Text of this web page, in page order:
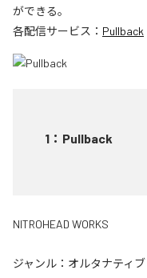
ができる。
各配信サービス： Pullback
1 ： Pullback
NITROHEAD WORKS
ジャンル： オルタナティブ